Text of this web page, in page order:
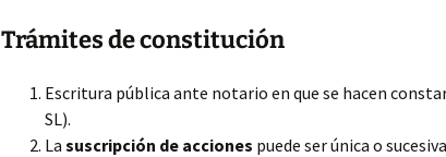
Trámites de constitución
Escritura pública ante notario en que se hacen
SL).
La suscripción de acciones puede ser única o